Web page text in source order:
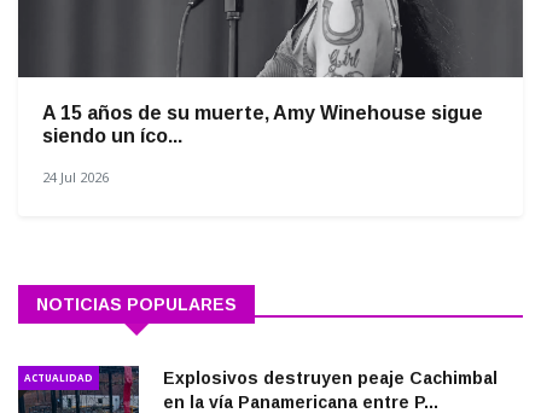
A 15 años de su muerte, Amy Winehouse sigue
siendo un íco...
24 Jul 2026
NOTICIAS POPULARES
ACTUALIDAD
Explosivos destruyen peaje Cachimbal
en la vía Panamericana entre P...